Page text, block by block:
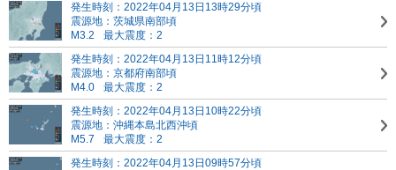
発生時刻：2022年04月13日13時29分頃
震源地：茨城県南部頃
M3.2
最大震度：2
発生時刻：2022年04月13日11時12分頃
震源地：京都府南部頃
M4.0
最大震度：2
発生時刻：2022年04月13日10時22分頃
震源地：沖縄本島北西沖頃
M5.7
最大震度：2
発生時刻：2022年04月13日09時57分頃